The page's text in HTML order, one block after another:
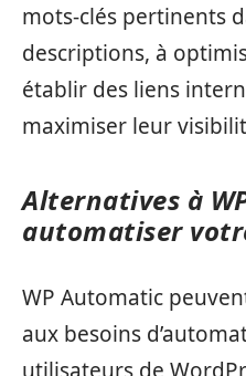
mots-clés pertinents
descriptions, à
établir des liens
maximiser leur
Alternatives à
automatiser
WP Automatic
aux besoins